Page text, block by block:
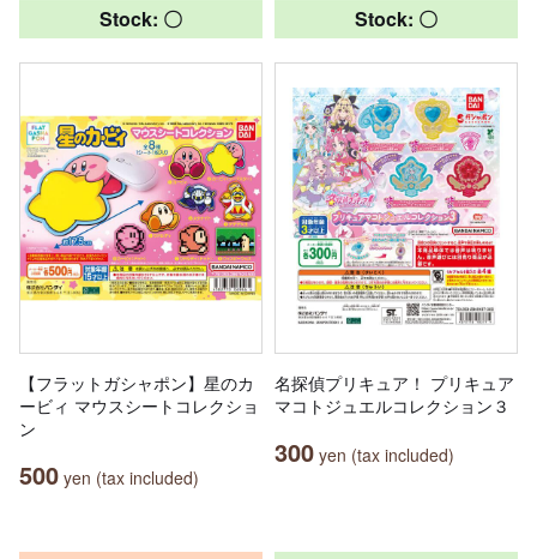
Stock: 〇
【フラットガシャポン】星のカ
ービィ マウスシートコレクショ
ン
500 yen (tax included)
Stock: 〇
名探偵プリキュア！ プリキュア
マコトジュエルコレクション３
300 yen (tax included)